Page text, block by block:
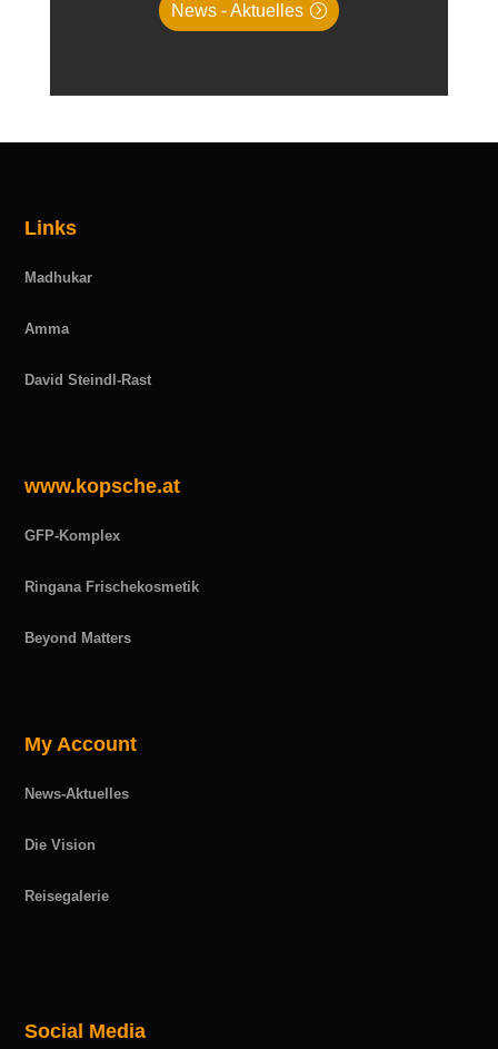
News - Aktuelles
Links
Madhukar
Amma
David Steindl-Rast
www.kopsche.at
GFP-Komplex
Ringana Frischekosmetik
Beyond Matters
My Account
News-Aktuelles
Die Vision
Reisegalerie
Social Media